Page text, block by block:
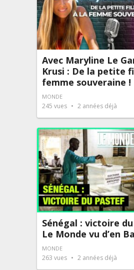
Avec Maryline Le
Krusi : De la petite
femme souveraine !
MONDE
245 vues 2 années déjà
Sénégal : victoire du
Le Monde vu d’en
MONDE
263 vues 2 années déjà